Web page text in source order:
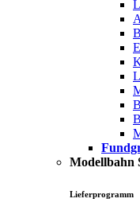
Modellbahn
Lieferprogramm